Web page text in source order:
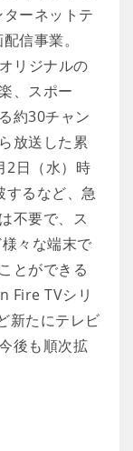
ーネットテ
信事業。
リジナルの
、スポー
約30チャン
放送した累
2日（水）時
するなど、急
不要で、ス
々な端末で
とができる
Fire TVシリ
新たにテレビ
後も順次拡